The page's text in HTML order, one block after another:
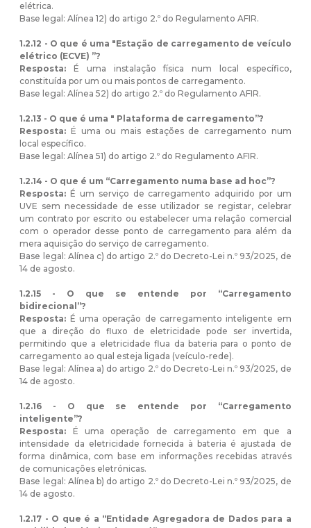
elétrica.
Base legal: Alínea 12) do artigo 2.º do Regulamento AFIR.
1.2.12 - O que é uma "Estação de carregamento de veículo
elétrico (ECVE) ”?
Resposta: É uma instalação física num local específico,
constituída por um ou mais pontos de carregamento.
Base legal: Alínea 52) do artigo 2.º do Regulamento AFIR.
1.2.13 - O que é uma " Plataforma de carregamento”?
Resposta: É uma ou mais estações de carregamento num
local específico.
Base legal: Alínea 51) do artigo 2.º do Regulamento AFIR.
1.2.14 - O que é um “Carregamento numa base ad hoc”?
Resposta: É um serviço de carregamento adquirido por um
UVE sem necessidade de esse utilizador se registar, celebrar
um contrato por escrito ou estabelecer uma relação comercial
com o operador desse ponto de carregamento para além da
mera aquisição do serviço de carregamento.
Base legal: Alínea c) do artigo 2.º do Decreto-Lei n.º 93/2025, de
14 de agosto.
1.2.15 - O que se entende por “Carregamento
bidirecional”?
Resposta: É uma operação de carregamento inteligente em
que a direção do fluxo de eletricidade pode ser invertida,
permitindo que a eletricidade flua da bateria para o ponto de
carregamento ao qual esteja ligada (veículo-rede).
Base legal: Alínea a) do artigo 2.º do Decreto-Lei n.º 93/2025, de
14 de agosto.
1.2.16 - O que se entende por “Carregamento
inteligente”?
Resposta: É uma operação de carregamento em que a
intensidade da eletricidade fornecida à bateria é ajustada de
forma dinâmica, com base em informações recebidas através
de comunicações eletrónicas.
Base legal: Alínea b) do artigo 2.º do Decreto-Lei n.º 93/2025, de
14 de agosto.
1.2.17 - O que é a “Entidade Agregadora de Dados para a